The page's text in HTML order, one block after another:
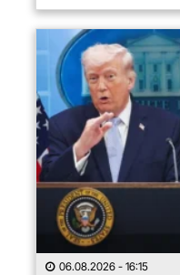
06.08.2026 - 16:15